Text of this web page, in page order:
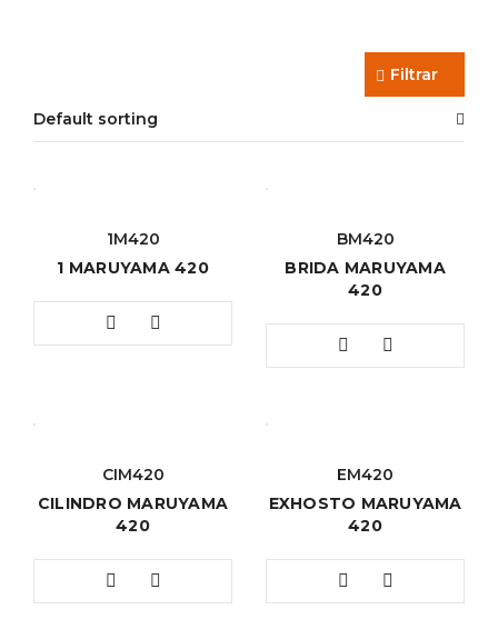
Filtrar
Default sorting
1M420
1 MARUYAMA 420
BM420
BRIDA MARUYAMA
420
CIM420
CILINDRO MARUYAMA
420
EM420
EXHOSTO MARUYAMA
420